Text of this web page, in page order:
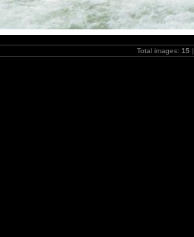
Total images: 15|